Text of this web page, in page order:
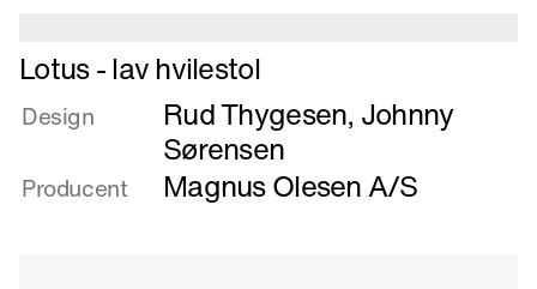
Læs
mere
om
lav
Lotus - lav hvilestol
Design Rud Thygesen, Johnny
Sørensen
Producent Magnus Olesen A/S